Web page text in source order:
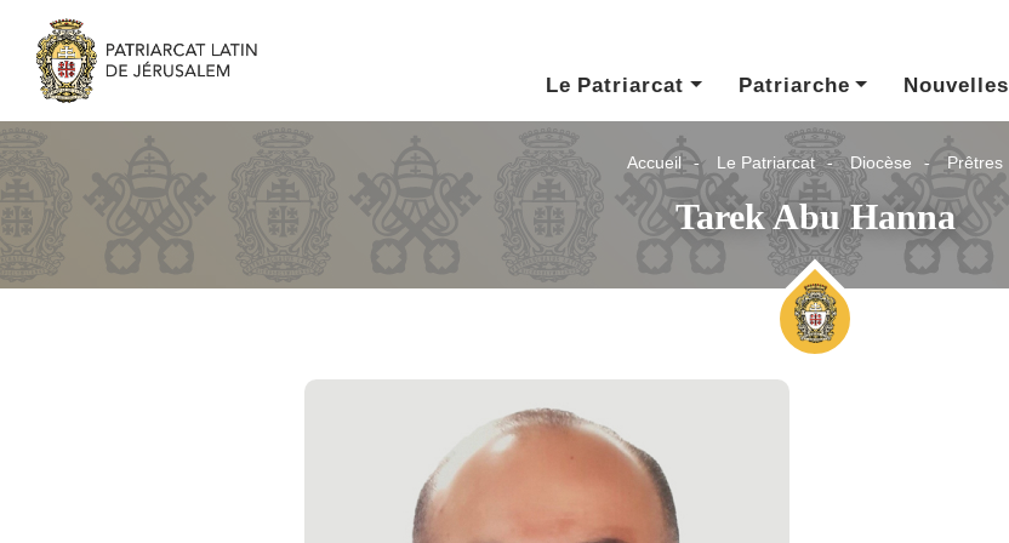
Le Patriarcat
Patriarche Nouvelles
Accueil Le Patriarcat Diocèse Prêtres
Tarek Abu Hanna